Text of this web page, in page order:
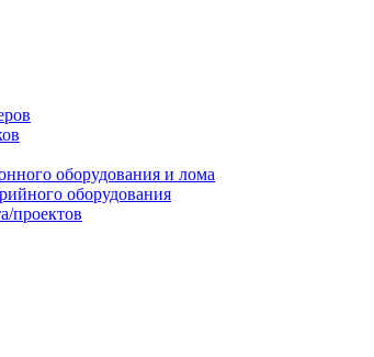
оборудования и лома
оборудования
проектов